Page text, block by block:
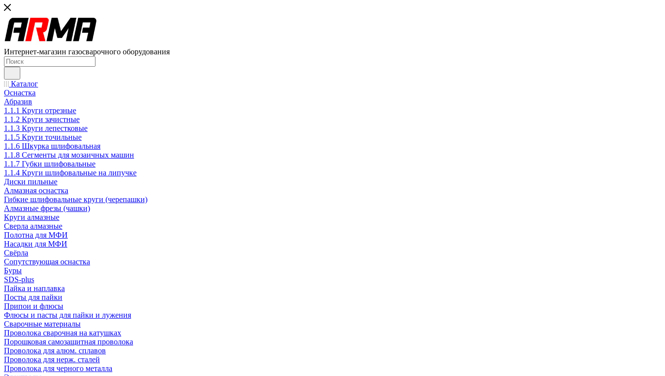
Интернет-магазин газосварочного оборудования
Каталог
Оснастка
Абразив
1.1.1 Круги отрезные
1.1.2 Круги зачистные
1.1.3 Круги лепестковые
1.1.5 Круги точильные
1.1.6 Шкурка шлифовальная
1.1.8 Сегменты для мозаичных машин
1.1.7 Губки шлифовальные
1.1.4 Круги шлифовальные на липучке
Диски пильные
Алмазная оснастка
Гибкие шлифовальные круги (черепашки)
Алмазные фрезы (чашки)
Круги алмазные
Сверла алмазные
Полотна для МФИ
Насадки для МФИ
Свёрла
Сопутствующая оснастка
Буры
SDS-plus
Пайка и наплавка
Посты для пайки
Припои и флюсы
Флюсы и пасты для пайки и лужения
Сварочные материалы
Проволока сварочная на катушках
Порошковая самозащитная проволока
Проволока для алюм. сплавов
Проволока для нерж. сталей
Проволока для черного металла